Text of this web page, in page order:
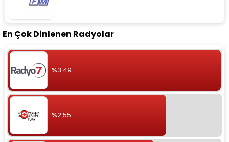
En Çok Dinlenen Radyolar
%3.49
%2.55